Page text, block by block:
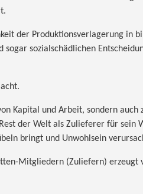
der Produktionsverlagerung in
sogar sozialschädlichen
Kapital und Arbeit, sondern
der Welt als Zulieferer für
bringt und Unwohlsein
Mitgliedern (Zuliefern)